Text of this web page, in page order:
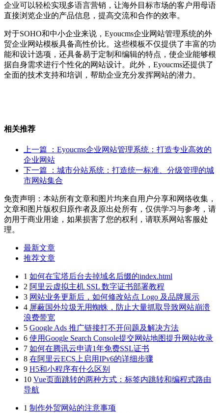
企业可以轻松实现多语言营销，让海外目标市场的客户用母语
直接浏览企业的产品信息，提高交流和合作的效率。
对于SOHO和中小企业来说，Eyoucms企业网站管理系统的外
贸企业网站模板具备高性价比。这些模板不仅提供了丰富的功
能和设计选项，还具备易于定制和编辑的特点，使企业能够根
据自身需求进行个性化的网站设计。此外，Eyoucms还提供了
全面的技术支持和培训，帮助企业充分发挥网站的潜力。
相关推荐
上一篇
：Eyoucms企业网站管理系统：打造专业高效的
企业网站
下一篇
：城市分站系统：打造统一标准、分级管理的城
市网站集合
免责声明：本站所有文章和图片均来自用户分享和网络收集，
文章和图片版权归原作者及原出处所有，仅供学习与参考，请
勿用于商业用途，如果损害了您的权利，请联系网站客服处
理。
最新文章
推荐文章
1 如何在宝塔后台去掉域名后缀的index.html
2 阿里云虚拟主机 SSL 数字证书部署教程
3 网站业务更新后，如何修改站点 Logo 及品牌展示
4 屏蔽国外垃圾无用蜘蛛，防止大量抓取导致网站崩溃
浪费带宽
5 Google Ads 推广链接打不开问题及解决方法
6 使用Google Search Console提交网站地图提升网站收录
7 如何在腾讯云申请1年免费SSL证书
8 在阿里云ECS上启用IPv6的详细步骤
9 H5和小程序有什么区别
10 Vue页面跳转的两种方式：标签内跳转和编程式路由
导航
1 制作外贸网站的注意事项